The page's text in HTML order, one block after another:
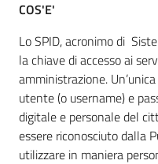
per
famiglie
Informazioni
locali
COS'E'
Lo SPID, acronimo di
la chiave di accesso ai
amministrazione.
utente (o username) e
digitale e personale del
essere riconosciuto dalla
utilizzare in maniera